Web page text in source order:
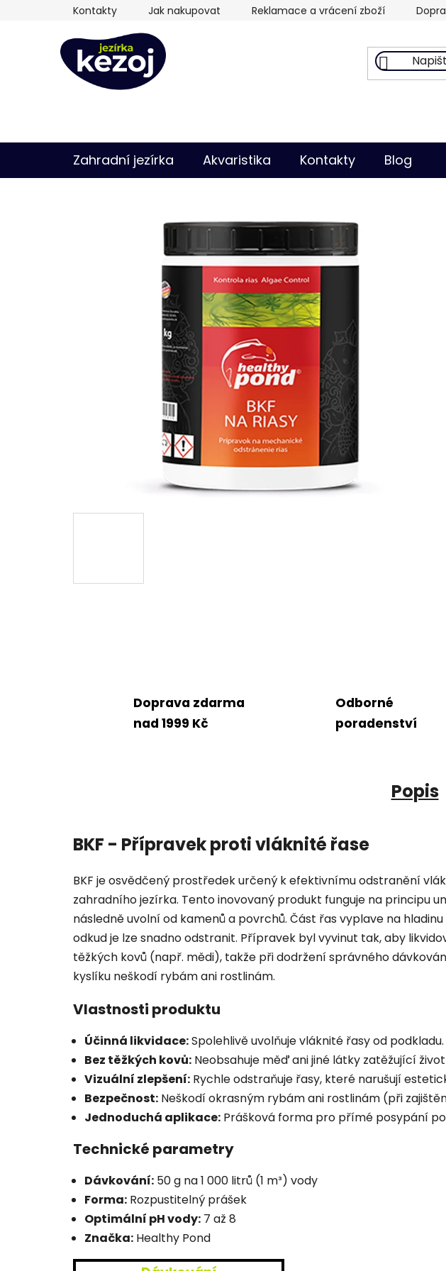
Kontakty Jak nakupovat Reklamace a vrácení zboží
Zahradní jezírka Akvaristika Kontakty Blog
Doprava zdarma
nad 1999 Kč
Odborné
poradenství
Popis
BKF - Přípravek proti vláknité řase
BKF je osvědčený prostředek určený k efektivnímu odstranění
zahradního jezírka. Tento inovovaný produkt funguje na principu
následně uvolní od kamenů a povrchů. Část řas vyplave na
odkud je lze snadno odstranit. Přípravek byl vyvinut tak, aby
těžkých kovů (např. mědi), takže při dodržení správného
kyslíku neškodí rybám ani rostlinám.
Vlastnosti produktu
Účinná likvidace:Spolehlivě uvolňuje vláknité řasy od podkladu.
Bez těžkých kovů: Neobsahuje měď ani jiné látky zatěžující
Vizuální zlepšení: Rychle odstraňuje řasy, které narušují
Bezpečnost: Neškodí okrasným rybám ani rostlinám (při
Jednoduchá aplikace: Prášková forma pro přímé posypání
Technické parametry
Dávkování: 50 g na 1 000 litrů (1 m³) vody
Forma: Rozpustitelný prášek
Optimální pH vody: 7 až 8
Značka: Healthy Pond